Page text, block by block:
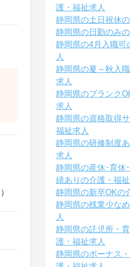
護・福祉求人
静岡県の土日祝休
静岡県の日勤のみ
静岡県の4月入職可
人
静岡県の夏～秋入
求人
静岡県のブランク
求人
静岡県の資格取得
福祉求人
静岡県の研修制度
求人
静岡県の産休･育休
績ありの介護・福祉
静岡県の新卒OKの
静岡県の残業少な
人
静岡県の託児所・
護・福祉求人
静岡県のボーナス